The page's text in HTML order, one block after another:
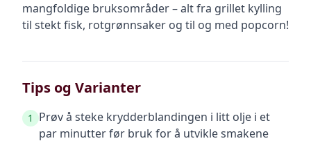
mangfoldige bruksområder – alt fra grillet kylling
til stekt fisk, rotgrønnsaker og til og med popcorn!
Tips og Varianter
1
Prøv å steke krydderblandingen i litt olje i et
par minutter før bruk for å utvikle smakene